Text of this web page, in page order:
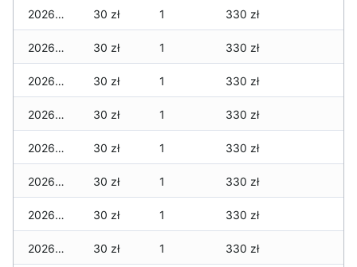
2026-07-14 30 zł 1 330 zł
2026-07-13 30 zł 1 330 zł
2026-07-12 30 zł 1 330 zł
2026-07-11 30 zł 1 330 zł
2026-07-10 30 zł 1 330 zł
2026-07-09 30 zł 1 330 zł
2026-07-08 30 zł 1 330 zł
2026-07-07 30 zł 1 330 zł